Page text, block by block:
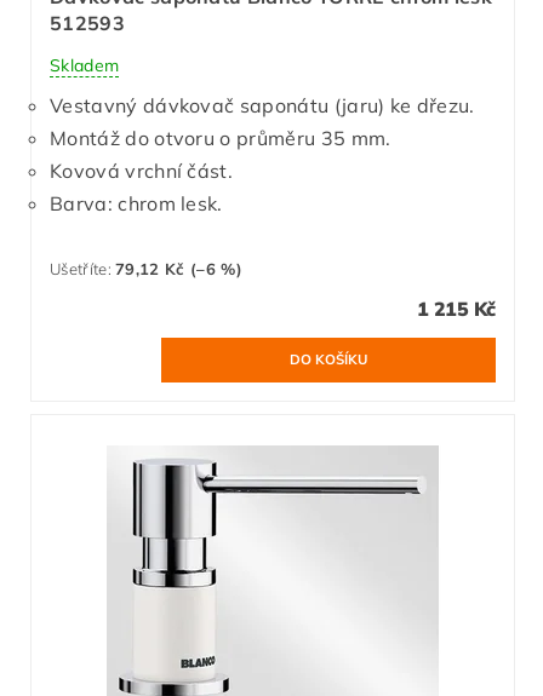
512593
Skladem
Vestavný dávkovač saponátu (jaru) ke dřezu.
Montáž do otvoru o průměru 35 mm.
Kovová vrchní část.
Barva: chrom lesk.
Ušetříte:79,12 Kč (–6 %)
1 215 Kč